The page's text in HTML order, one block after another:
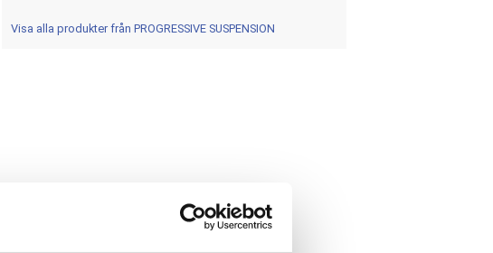
Visa alla produkter från PROGRESSIVE SUSPENSION